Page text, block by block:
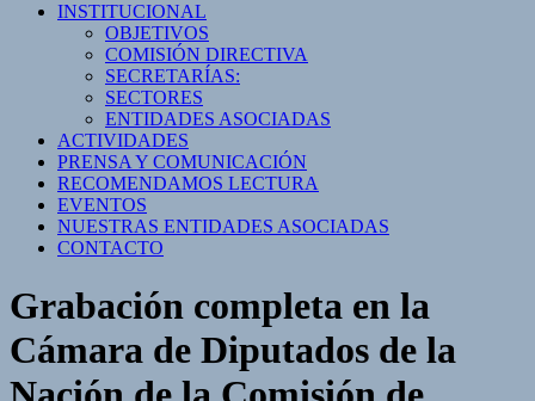
INSTITUCIONAL
OBJETIVOS
COMISIÓN DIRECTIVA
SECRETARÍAS:
SECTORES
ENTIDADES ASOCIADAS
ACTIVIDADES
PRENSA Y COMUNICACIÓN
RECOMENDAMOS LECTURA
EVENTOS
NUESTRAS ENTIDADES ASOCIADAS
CONTACTO
Grabación completa en la
Cámara de Diputados de la